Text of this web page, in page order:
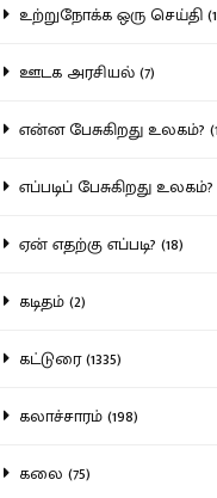
உற்றுநோக்க ஒரு செய்தி
ஊடக அரசியல் (7)
என்ன பேசுகிறது உலகம்?
எப்படிப் பேசுகிறது உலகம்?
ஏன் எதற்கு எப்படி? (18)
கடிதம் (2)
கட்டுரை (1335)
கலாச்சாரம் (198)
கலை (75)